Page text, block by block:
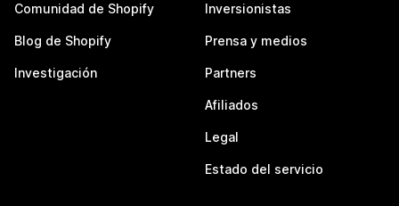
Comunidad de Shopify
Blog de Shopify
Investigación
Inversionistas
Prensa y medios
Partners
Afiliados
Legal
Estado del servicio